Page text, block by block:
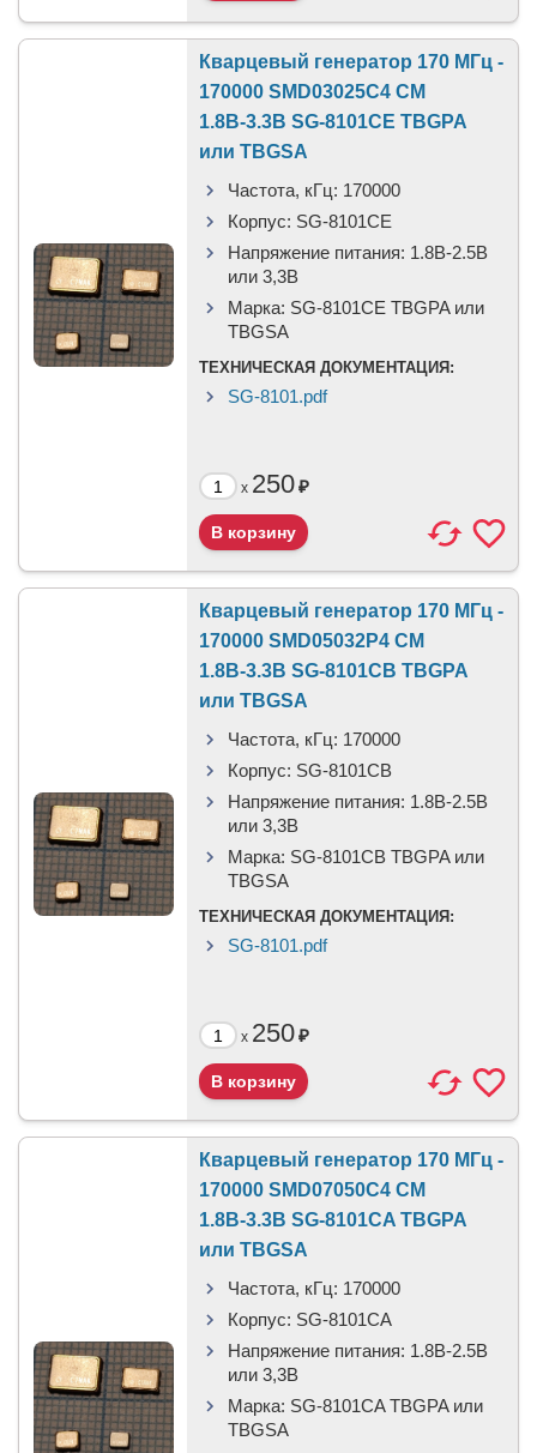
Кварцевый генератор 170 МГц -
170000 SMD03025C4 CM
1.8В-3.3В SG-8101CE TBGPA
или TBGSA
Частота, кГц: 170000
Корпус: SG-8101CE
Напряжение питания: 1.8В-2.5B
или 3,3B
Марка: SG-8101CE TBGPA или
TBGSA
ТЕХНИЧЕСКАЯ ДОКУМЕНТАЦИЯ:
SG-8101.pdf
x 250₽
Кварцевый генератор 170 МГц -
170000 SMD05032P4 CM
1.8В-3.3В SG-8101CB TBGPA
или TBGSA
Частота, кГц: 170000
Корпус: SG-8101CB
Напряжение питания: 1.8В-2.5B
или 3,3B
Марка: SG-8101CB TBGPA или
TBGSA
ТЕХНИЧЕСКАЯ ДОКУМЕНТАЦИЯ:
SG-8101.pdf
x 250₽
Кварцевый генератор 170 МГц -
170000 SMD07050C4 CM
1.8В-3.3В SG-8101CA TBGPA
или TBGSA
Частота, кГц: 170000
Корпус: SG-8101CA
Напряжение питания: 1.8В-2.5B
или 3,3B
Марка: SG-8101CA TBGPA или
TBGSA